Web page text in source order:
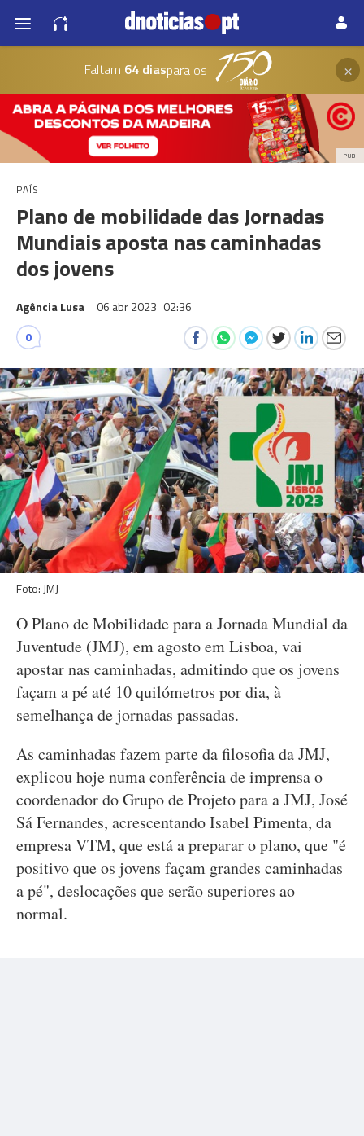
Faltam 64 diaspara os ×
PUB
PAÍS
Plano de mobilidade das Jornadas
Mundiais aposta nas caminhadas
dos jovens
Agência Lusa 06 abr 2023 02:36
0
Foto: JMJ
O Plano de Mobilidade para a Jornada Mundial da
Juventude (JMJ), em agosto em Lisboa, vai
apostar nas caminhadas, admitindo que os jovens
façam a pé até 10 quilómetros por dia, à
semelhança de jornadas passadas.
As caminhadas fazem parte da filosofia da JMJ,
explicou hoje numa conferência de imprensa o
coordenador do Grupo de Projeto para a JMJ, José
Sá Fernandes, acrescentando Isabel Pimenta, da
empresa VTM, que está a preparar o plano, que "é
positivo que os jovens façam grandes caminhadas
a pé", deslocações que serão superiores ao
normal.